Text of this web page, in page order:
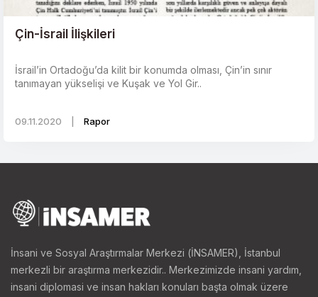
Çin-İsrail İlişkileri
İsrail’in Ortadoğu’da kilit bir konumda olması, Çin’in sınır
tanımayan yükselişi ve Kuşak ve Yol Gir..
09.11.2020 Rapor
İnsani ve Sosyal Araştırmalar Merkezi (İNSAMER), İstanbul
merkezli bir araştırma merkezidir.. Merkezimizde insani yardım,
insani diplomasi ve insan hakları konuları başta olmak üzere